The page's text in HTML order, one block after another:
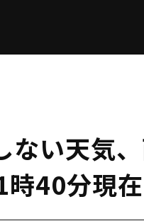
ない天気
40分現在